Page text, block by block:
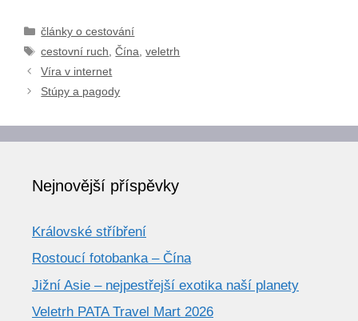
Rubriky
články o cestování
Štítky
cestovní ruch ,Čína ,veletrh
Víra v internet
Stúpy a pagody
Nejnovější příspěvky
Královské stříbření
Rostoucí fotobanka – Čína
Jižní Asie – nejpestřejší exotika naší planety
Veletrh PATA Travel Mart 2026